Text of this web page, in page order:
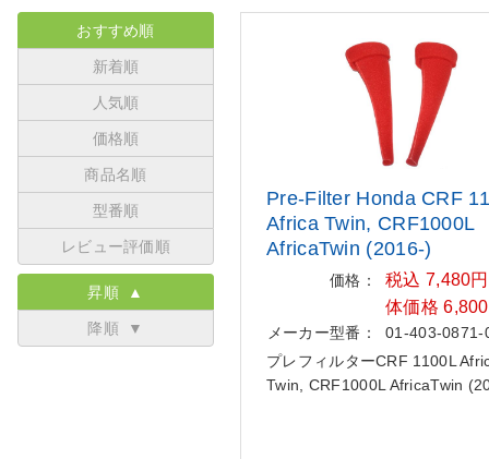
Pre-Filter Honda CRF
Africa Twin, CRF1000L
AfricaTwin (2016-)
価格：
税込 7,480
体価格
メーカー型番：
01-403-0871-
プレフィルターCRF 1100L
Twin, CRF1000L AfricaTwin
おすすめ順
新着順
人気順
価格順
商品名順
型番順
レビュー評価順
昇順 ▲
降順 ▼